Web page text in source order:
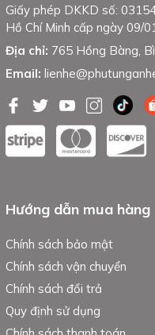
Giấy phép DKKD số:
Hồ Chí Minh cấp ngày 09/
Địa chỉ: 765 Hồng Bàng,
Email:
Hướng dẫn mua hàng
Chính sách bảo mật
Chính sách vận chuyển
Chính sách đổi trả
Quy định sử dụng